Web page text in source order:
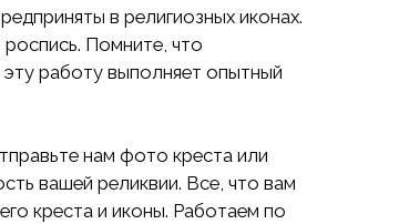
в религиозных иконах.
роспись. Помните, что
работу выполняет опытный
нам фото креста или
вашей реликвии. Все, что вам
креста и иконы. Работаем по